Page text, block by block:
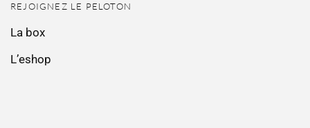
REJOIGNEZ LE PELOTON
La box
L’eshop